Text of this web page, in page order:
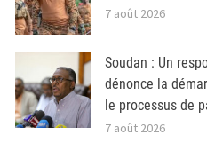
7 août 2026
Soudan : Un
dénonce la
le processus de
7 août 2026